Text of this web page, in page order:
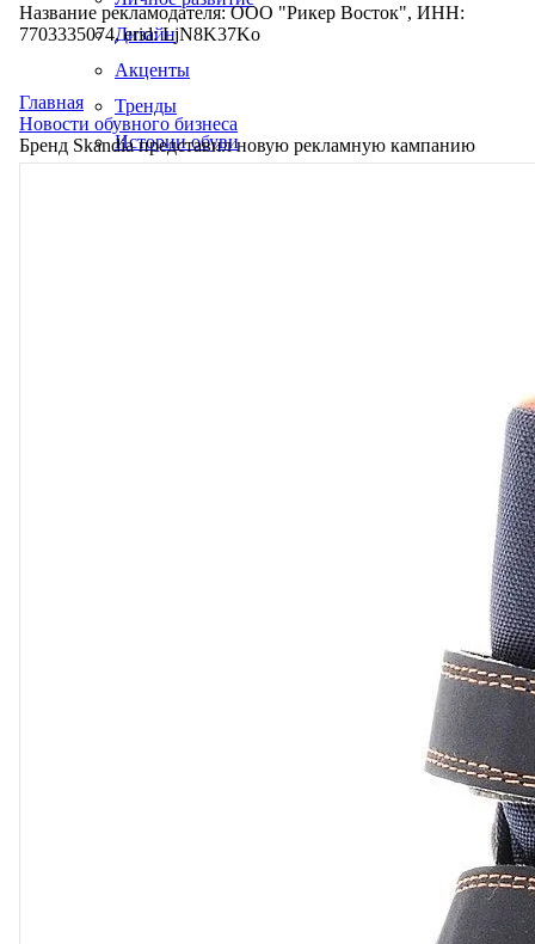
Дизайн
Акценты
Тренды
Истории обуви
Название рекламодателя: ООО "Рикер Восток", ИНН:
7703335074, erid: LjN8K37Ko
Главная
Новости обувного бизнеса
Бренд Skandia представил новую рекламную кампанию